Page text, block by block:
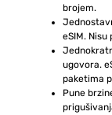
brojem.
eSIM.
ugovora.
paketima
Pune